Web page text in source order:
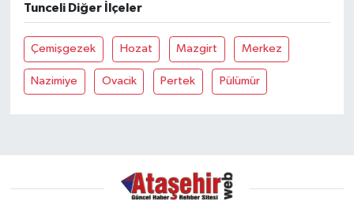
Tunceli Diğer İlçeler
Çemişgezek Hozat Mazgirt Merkez
Nazimiye Ovacik Pertek Pülümür